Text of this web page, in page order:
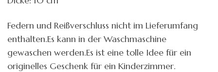
Federn und Reißverschluss nicht im Lieferumfang
enthalten.Es kann in der Waschmaschine
gewaschen werden.Es ist eine tolle Idee für ein
originelles Geschenk für ein Kinderzimmer.